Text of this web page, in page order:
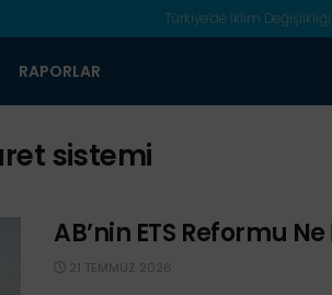
Türkiye’de İklim Değişlikliği
RAPORLAR
sistemi
AB’nin ETS Reformu
21 TEMMUZ 2026